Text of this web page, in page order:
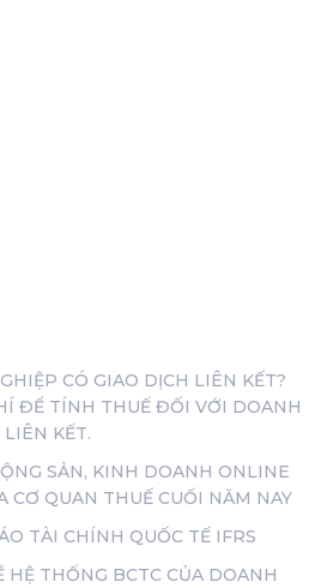
CÓ GIAO DỊCH LIÊN KẾT?
ĐỂ TÍNH THUẾ ĐỐI VỚI DOANH
KẾT.
SẢN, KINH DOANH ONLINE
CƠ QUAN THUẾ CUỐI NĂM NAY
TÀI CHÍNH QUỐC TẾ IFRS
HỆ THỐNG BCTC CỦA DOANH